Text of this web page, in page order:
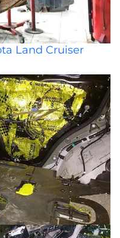
Land Cruiser